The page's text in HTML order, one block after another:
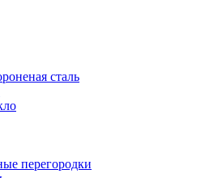
сталь
перегородки